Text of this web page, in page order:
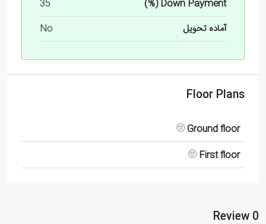
Down Payment (%)
35
آماده تحویل
No
Floor Plans
Ground floor
First floor
0 Review